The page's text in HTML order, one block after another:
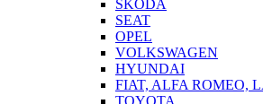
SKODA
SEAT
OPEL
VOLKSWAGEN
HYUNDAI
FIAT, ALFA ROMEO,
TOYOTA